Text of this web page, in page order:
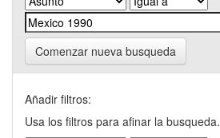
Comenzar nueva busqueda
Añadir filtros:
Usa los filtros para afinar la busqueda.